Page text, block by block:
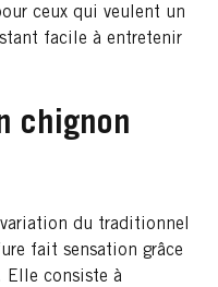
ceux qui veulent un
facile à entretenir
chignon
du traditionnel
fait sensation grâce
Elle consiste à